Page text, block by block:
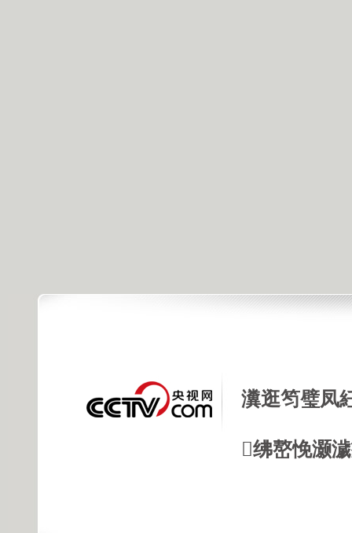
瀵逛笉璧凤
绋嶅悗灏